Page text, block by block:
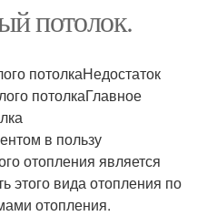
потолок.
потолкаНедостаток
потолкаГлавное
в пользу
отопления является
этого вида отопления по
отопления.